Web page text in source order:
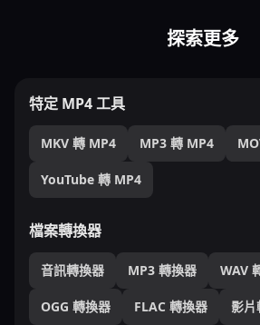
探索更多
特定 MP4 工具
MKV 轉 MP4 MP3 轉 MP4
YouTube 轉 MP4
檔案轉換器
音訊轉換器 MP3 轉換器 WAV
OGG 轉換器 FLAC 轉換器 影片